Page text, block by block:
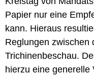
Papier nur eine
kann. Hieraus
Reglungen zwischen
Trichinenbeschau.
hierzu eine generelle